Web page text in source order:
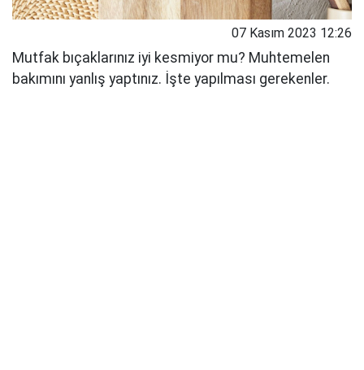
07 Kasım 2023 12:26
Mutfak bıçaklarınız iyi kesmiyor mu? Muhtemelen
bakımını yanlış yaptınız. İşte yapılması gerekenler.